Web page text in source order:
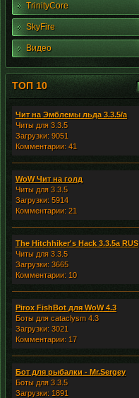
TrinityCore
SkyFire
Видео
ТОП 10
Чит на Эмблемы льда 3.3.5/а
Читы для 3.3.5
Загрузки: 9051
Комментарии: 41
WoW Чит на голд
Читы для 3.3.5
Загрузки: 5914
Комментарии: 21
The Hitchhiker's Hack 3.3.5a RUS
Читы для 3.3.5
Загрузки: 3665
Комментарии: 10
Pirox FishBot для WoW 4.3
Боты для cataclysm 4.3
Загрузки: 3021
Комментарии: 17
Бот для рыбалки - Mr.Sergey
Боты для 3.3.5
Загрузки: 1891